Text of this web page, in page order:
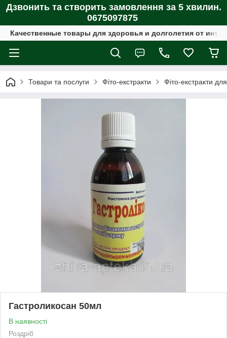
Дзвонить та створить замовлення за 5 хвилин.
0675097875
Качественные товары для здоровья и долголетия от
Товари та послуги Фіто-екстракти Фіто-екстракти
Гастроликосан 50мл
В наявності
Роздріб